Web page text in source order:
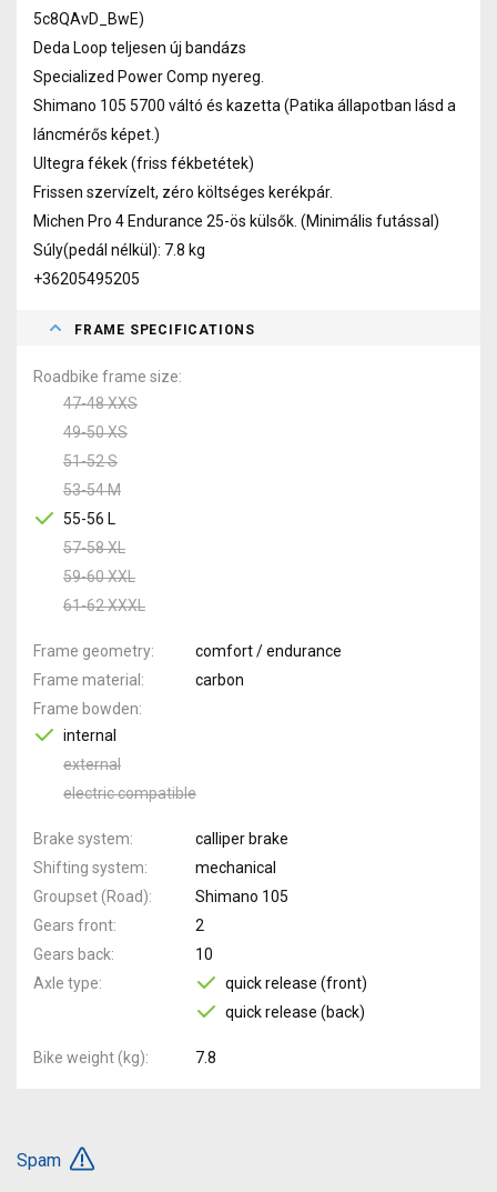
5c8QAvD_BwE)
Deda Loop teljesen új bandázs
Specialized Power Comp nyereg.
Shimano 105 5700 váltó és kazetta (Patika állapotban lásd a
láncmérős képet.)
Ultegra fékek (friss fékbetétek)
Frissen szervízelt, zéro költséges kerékpár.
Michen Pro 4 Endurance 25-ös külsők. (Minimális futással)
Súly(pedál nélkül): 7.8 kg
+36205495205
FRAME SPECIFICATIONS
Roadbike frame size
47-48 XXS
49-50 XS
51-52 S
53-54 M
55-56 L
57-58 XL
59-60 XXL
61-62 XXXL
Frame geometry
comfort / endurance
Frame material
carbon
Frame bowden
internal
external
electric compatible
Brake system
calliper brake
Shifting system
mechanical
Groupset (Road)
Shimano 105
Gears front
2
Gears back
10
Axle type
quick release (front)
quick release (back)
Bike weight (kg) 7.8
Spam